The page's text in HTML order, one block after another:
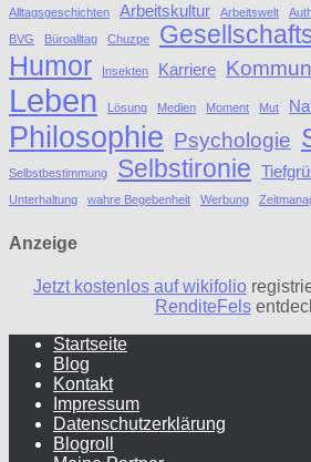
Alltagsgeschichten Arbeitskultur Arbeitswelt
BVG
Büroalltag Chuzpe
Humor Insekten Karriere
Leben Lösung Medien Moment Mut
Philosophie Psychologie
Selbstbestimmung Selbstironie
Unterhaltung wahre Begebenheit Werbung
Anzeige
Jetzt kostenlos auf wikifolio
RenditeFels
Startseite
Blog
Kontakt
Impressum
Datenschutzerklärung
Blogroll